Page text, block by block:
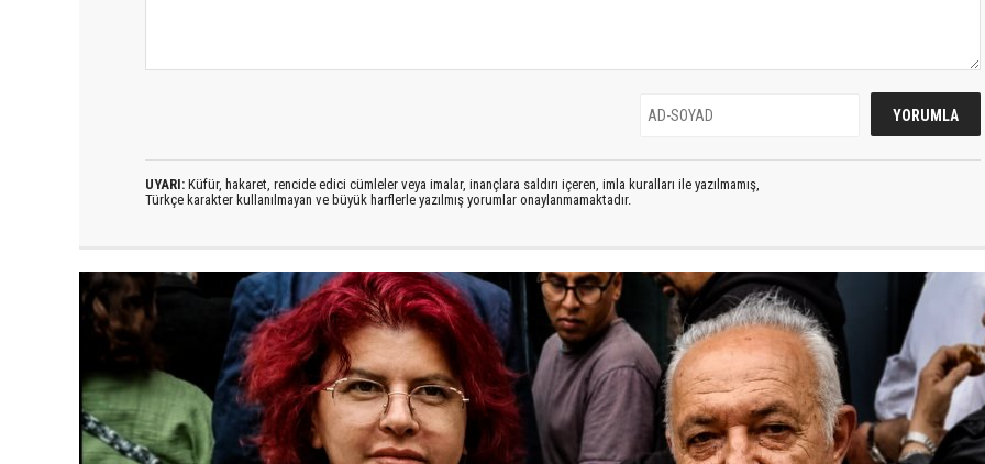
UYARI: Küfür, hakaret, rencide edici cümleler veya imalar, inançlara saldırı içeren, imla kuralları ile yazılmamış,
Türkçe karakter kullanılmayan ve büyük harflerle yazılmış yorumlar onaylanmamaktadır.